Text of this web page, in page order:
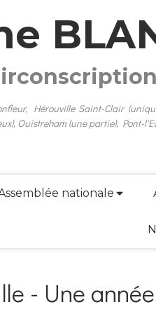
Hérouville Saint-Clair
Ouistreham (une partie), Pont-
nationale
- Une